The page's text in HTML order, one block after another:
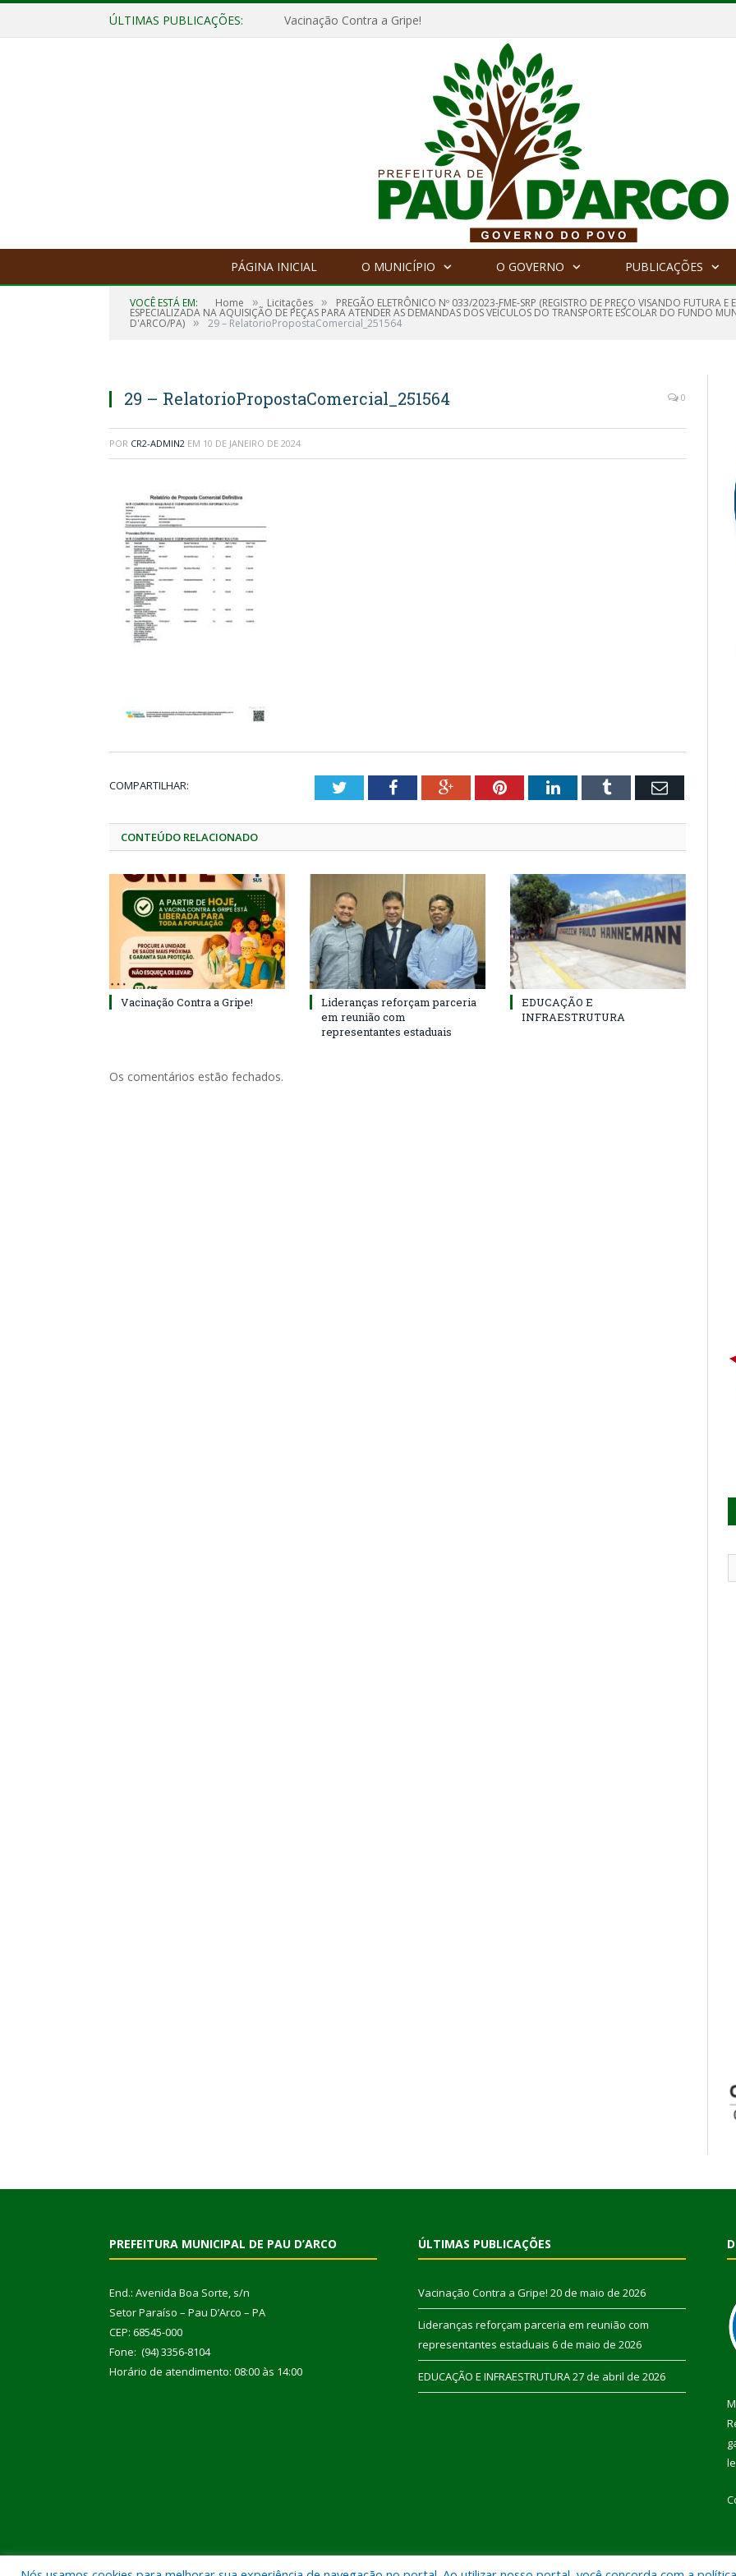
ÚLTIMAS PUBLICAÇÕES: Vacinação Contra a Gripe!
PÁGINA INICIAL O MUNICÍPIO O GOVERNO PUBLICAÇÕES
VOCÊ ESTÁ EM: Home » Licitações » PREGÃO ELETRÔNICO Nº 033/2023-FME-SRP (REGISTRO DE PREÇO VISANDO FUTURA E
ESPECIALIZADA NA AQUISIÇÃO DE PEÇAS PARA ATENDER AS DEMANDAS DOS VEÍCULOS DO TRANSPORTE ESCOLAR DO FUNDO
D'ARCO/PA) » 29 – RelatorioPropostaComercial_251564
29 – RelatorioPropostaComercial_251564 0
POR CR2-ADMIN2 EM 10 DE JANEIRO DE 2024
COMPARTILHAR: TwitterFacebookGoogle+PinterestLinkedInTumblr Email
CONTEÚDO RELACIONADO
Vacinação Contra a Gripe!
Lideranças reforçam parceria
em reunião com
representantes estaduais
EDUCAÇÃO E
INFRAESTRUTURA
Os comentários estão fechados.
PREFEITURA MUNICIPAL DE PAU D’ARCO
End.: Avenida Boa Sorte, s/n
Setor Paraíso – Pau D’Arco – PA
CEP: 68545-000
Fone: (94) 3356-8104
Horário de atendimento: 08:00 às 14:00
ÚLTIMAS PUBLICAÇÕES
Vacinação Contra a Gripe! 20 de maio de 2026
Lideranças reforçam parceria em reunião com
representantes estaduais 6 de maio de 2026
EDUCAÇÃO E INFRAESTRUTURA27 de abril de 2026